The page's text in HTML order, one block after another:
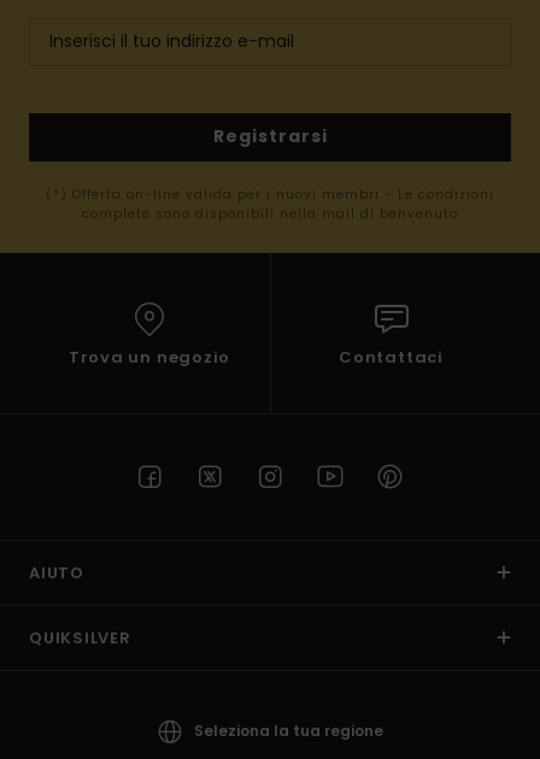
Registrarsi
(*) Offerta on-line valida per i nuovi membri - Le condizioni
complete sono disponibili nella mail di benvenuto
Trova un negozio Contattaci
AIUTO
QUIKSILVER
Seleziona la tua regione